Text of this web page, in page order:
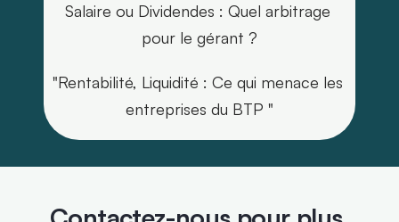
Salaire ou Dividendes : Quel arbitrage
pour le gérant ?
"Rentabilité, Liquidité : Ce qui menace les
entreprises du BTP "